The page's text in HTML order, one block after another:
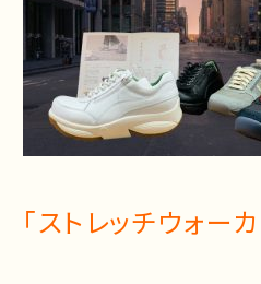
「ストレッチウォーカ